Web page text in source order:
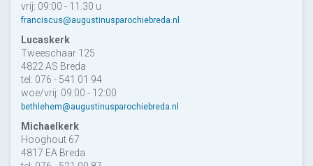
vrij: 09:00 - 11.30 u
franciscus@augustinusparochiebreda.nl
Lucaskerk
Tweeschaar 125
4822 AS Breda
tel: 076 - 541 01 94
woe/vrij: 09:00 - 12:00
bethlehem@augustinusparochiebreda.nl
Michaelkerk
Hooghout 67
4817 EA Breda